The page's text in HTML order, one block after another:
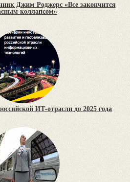
Джим Роджерс «Все закончится
коллапсом»
ИТ-отрасли до 2025 года